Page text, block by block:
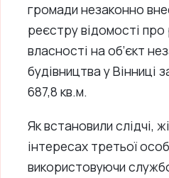
громади незаконно
реєстру відомості
власності на об’єкт
будівництва у
687,8 кв.м.
Як встановили слідчі,
інтересах третьої
використовуючи